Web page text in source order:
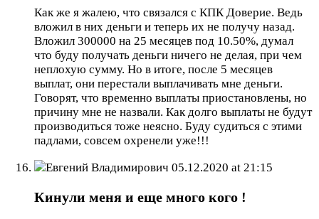
Как же я жалею, что связался с КПК Доверие. Ведь
вложил в них деньги и теперь их не получу назад.
Вложил 300000 на 25 месяцев под 10.50%, думал
что буду получать деньги ничего не делая, при чем
неплохую сумму. Но в итоге, после 5 месяцев
выплат, они перестали выплачивать мне деньги.
Говорят, что временно выплаты приостановлены, но
причину мне не назвали. Как долго выплаты не будут
производиться тоже неясно. Буду судиться с этими
падлами, совсем охренели уже!!!
Евгений Владимирович 05.12.2020 at 21:15
Кинули меня и еще много кого !